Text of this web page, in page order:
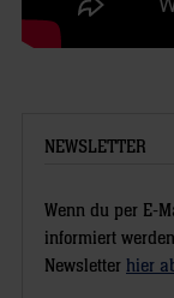
NEWSLETTER
Wenn du per E-
informiert
Newsletter hier